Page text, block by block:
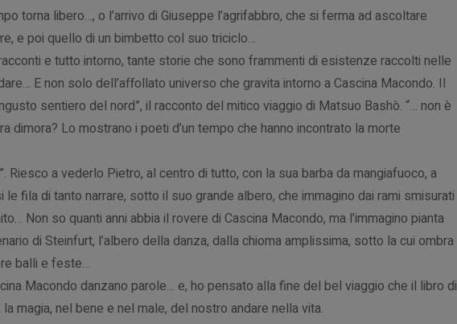
torna libero…, o l’arrivo di Giuseppe l’agrifabbro, che si ferma ad ascoltare
e poi quello di un bimbetto col suo triciclo…
e tutto intorno, tante storie che sono frammenti di esistenze raccolti nelle
E non solo dell’affollato universo che gravita intorno a Cascina Macondo. Il
sentiero del nord”, il racconto del mitico viaggio di Matsuo Bashò. “… non è
dimora? Lo mostrano i poeti d’un tempo che hanno incontrato la morte
Riesco a vederlo Pietro, al centro di tutto, con la sua barba da mangiafuoco, a
fila di tanto narrare, sotto il suo grande albero, che immagino dai rami smisurati
Non so quanti anni abbia il rovere di Cascina Macondo, ma l’immagino pianta
di Steinfurt, l’albero della danza, dalla chioma amplissima, sotto la cui ombra
balli e feste…
Macondo danzano parole… e, ho pensato alla fine del bel viaggio che il libro di
magia, nel bene e nel male, del nostro andare nella vita.